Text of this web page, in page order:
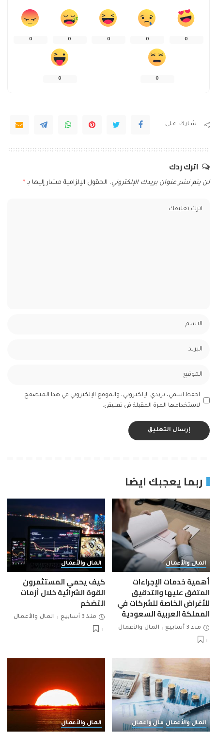
0
0
0
0
0
0
0
شارك على
اترك ردك
لن يتم نشر عنوان بريدك الإلكتروني. الحقول الإلزامية مشار إليها بـ *
احفظ اسمي، بريدي الإلكتروني، والموقع الإلكتروني في هذا المتصفح
لاستخدامها المرة المقبلة في تعليقي.
ربما يعجبك ايضاً
المال والأعمال
أهمية خدمات الإجراءات
المتفق عليها والتدقيق
للأغراض الخاصة للشركات في
المملكة العربية السعودية
منذ 3 أسابيع المال والأعمال
المال والأعمال
كيف يحمي المستثمرون
القوة الشرائية خلال أزمات
التضخم
منذ 3 أسابيع المال والأعمال
المال والأعمال مال واعمال المال والأعمال